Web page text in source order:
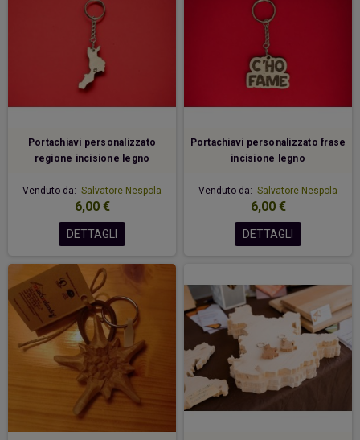
Portachiavi personalizzato
regione incisione legno
Venduto da: Salvatore Nespola
6,00 €
DETTAGLI
Portachiavi personalizzato frase
incisione legno
Venduto da: Salvatore Nespola
6,00 €
DETTAGLI